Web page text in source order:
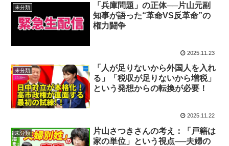
未分類
「兵庫問題」の正体──片山元副
知事が語った“革命VS反革命”の
権力闘争
2025.11.23
未分類
「人が足りないから外国人を入れ
る」「税収が足りないから増税」
という発想からの転換が必要！
2025.11.22
未分類
片山さつきさんの考え：「戸籍は
家の単位」という視点──夫婦の